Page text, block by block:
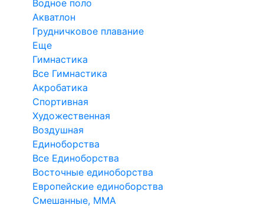
Водное поло
Акватлон
Грудничковое плавание
Еще
Гимнастика
Все Гимнастика
Акробатика
Спортивная
Художественная
Воздушная
Единоборства
Все Единоборства
Восточные единоборства
Европейские единоборства
Смешанные, ММА